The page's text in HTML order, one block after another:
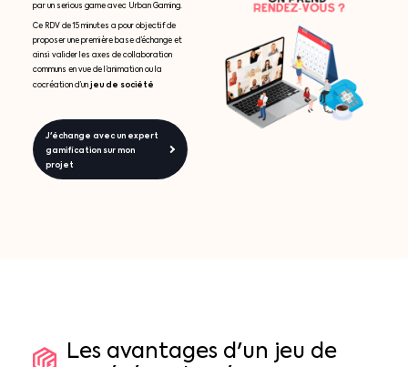
par un serious game avec Urban Gaming.
Ce RDV de 15 minutes a pour objectif de
proposer une première base d’échange et
ainsi valider les axes de collaboration
communs en vue de l’animation ou la
cocréation d’unjeu de société
J'échange avec un expert
gamification sur mon
projet
Les avantages d'un jeu de